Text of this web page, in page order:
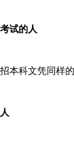
试的人
本科文凭同样